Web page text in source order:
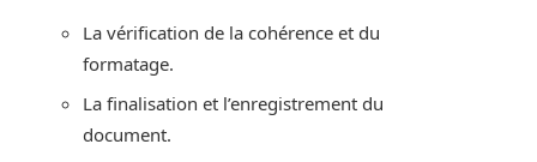
La vérification de la cohérence et du
formatage.
La finalisation et l’enregistrement du
document.